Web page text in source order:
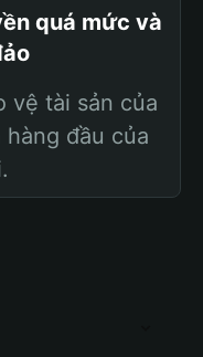
quá mức và
vệ tài sản của
đầu của